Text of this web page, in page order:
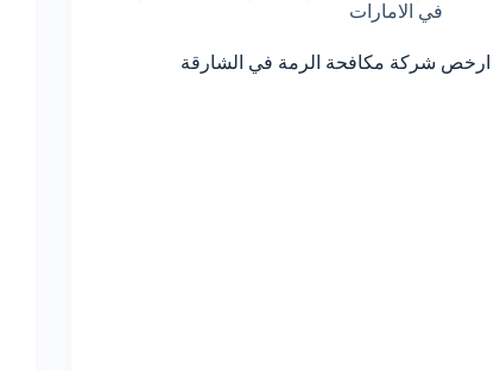
في الامارات
ارخص شركة مكافحة الرمة في الشارقة